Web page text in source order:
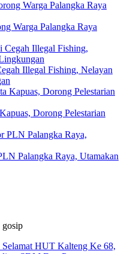
Warga Palangka Raya
Illegal Fishing, Nelayan
Dorong Pelestarian
Palangka Raya, Utamakan
gosip